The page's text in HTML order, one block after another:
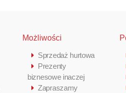
Możliwości
Sprzedaż hurtowa
Prezenty
biznesowe inaczej
Zapraszamy